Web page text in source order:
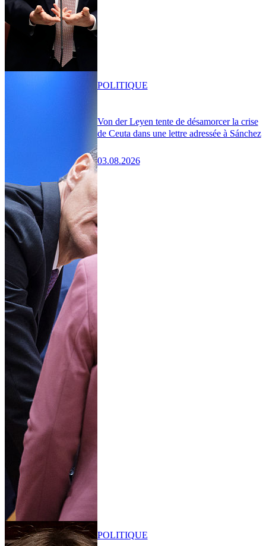
Von der Leyen tente de désamorcer la crise
de Ceuta dans une lettre adressée à Sánchez
03.08.2026
POLITIQUE
POLITIQUE